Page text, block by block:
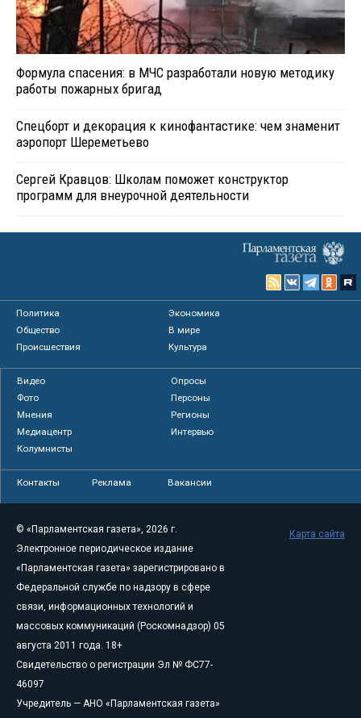
Формула спасения: в МЧС разработали новую методику
работы пожарных бригад
Спецборт и декорация к кинофантастике: чем знаменит
аэропорт Шереметьево
Сергей Кравцов: Школам поможет конструктор
программ для внеурочной деятельности
Политика
Экономика
Общество
В мире
Происшествия
Культура
Видео
Опросы
Фото
Персоны
Мнения
Регионы
Медиацентр
Интервью
Колумнисты
Контакты Реклама Вакансии
© «Парламентская газета», 2026 г.
Электронное периодическое издание
«Парламентская газета» зарегистрировано в
Федеральной службе по надзору в сфере
связи, информационных технологий и
массовых коммуникаций (Роскомнадзор) 05
августа 2011 года. 18+
Свидетельство о регистрации Эл № ФС77-
46097
Учредитель — АНО «Парламентская газета»
Карта сайта